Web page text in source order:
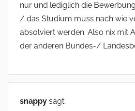
nur und lediglich die
/ das Studium muss nach wie
absolviert werden. Also nix mit
der anderen Bundes-/
snappy sagt: